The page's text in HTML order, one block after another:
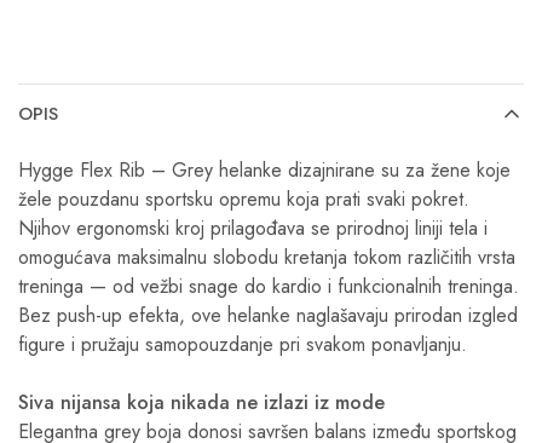
OPIS
Hygge Flex Rib – Grey helanke dizajnirane su za žene koje
žele pouzdanu sportsku opremu koja prati svaki pokret.
Njihov ergonomski kroj prilagođava se prirodnoj liniji tela i
omogućava maksimalnu slobodu kretanja tokom različitih vrsta
treninga — od vežbi snage do kardio i funkcionalnih treninga.
Bez push-up efekta, ove helanke naglašavaju prirodan izgled
figure i pružaju samopouzdanje pri svakom ponavljanju.
Siva nijansa koja nikada ne izlazi iz mode
Elegantna grey boja donosi savršen balans između sportskog